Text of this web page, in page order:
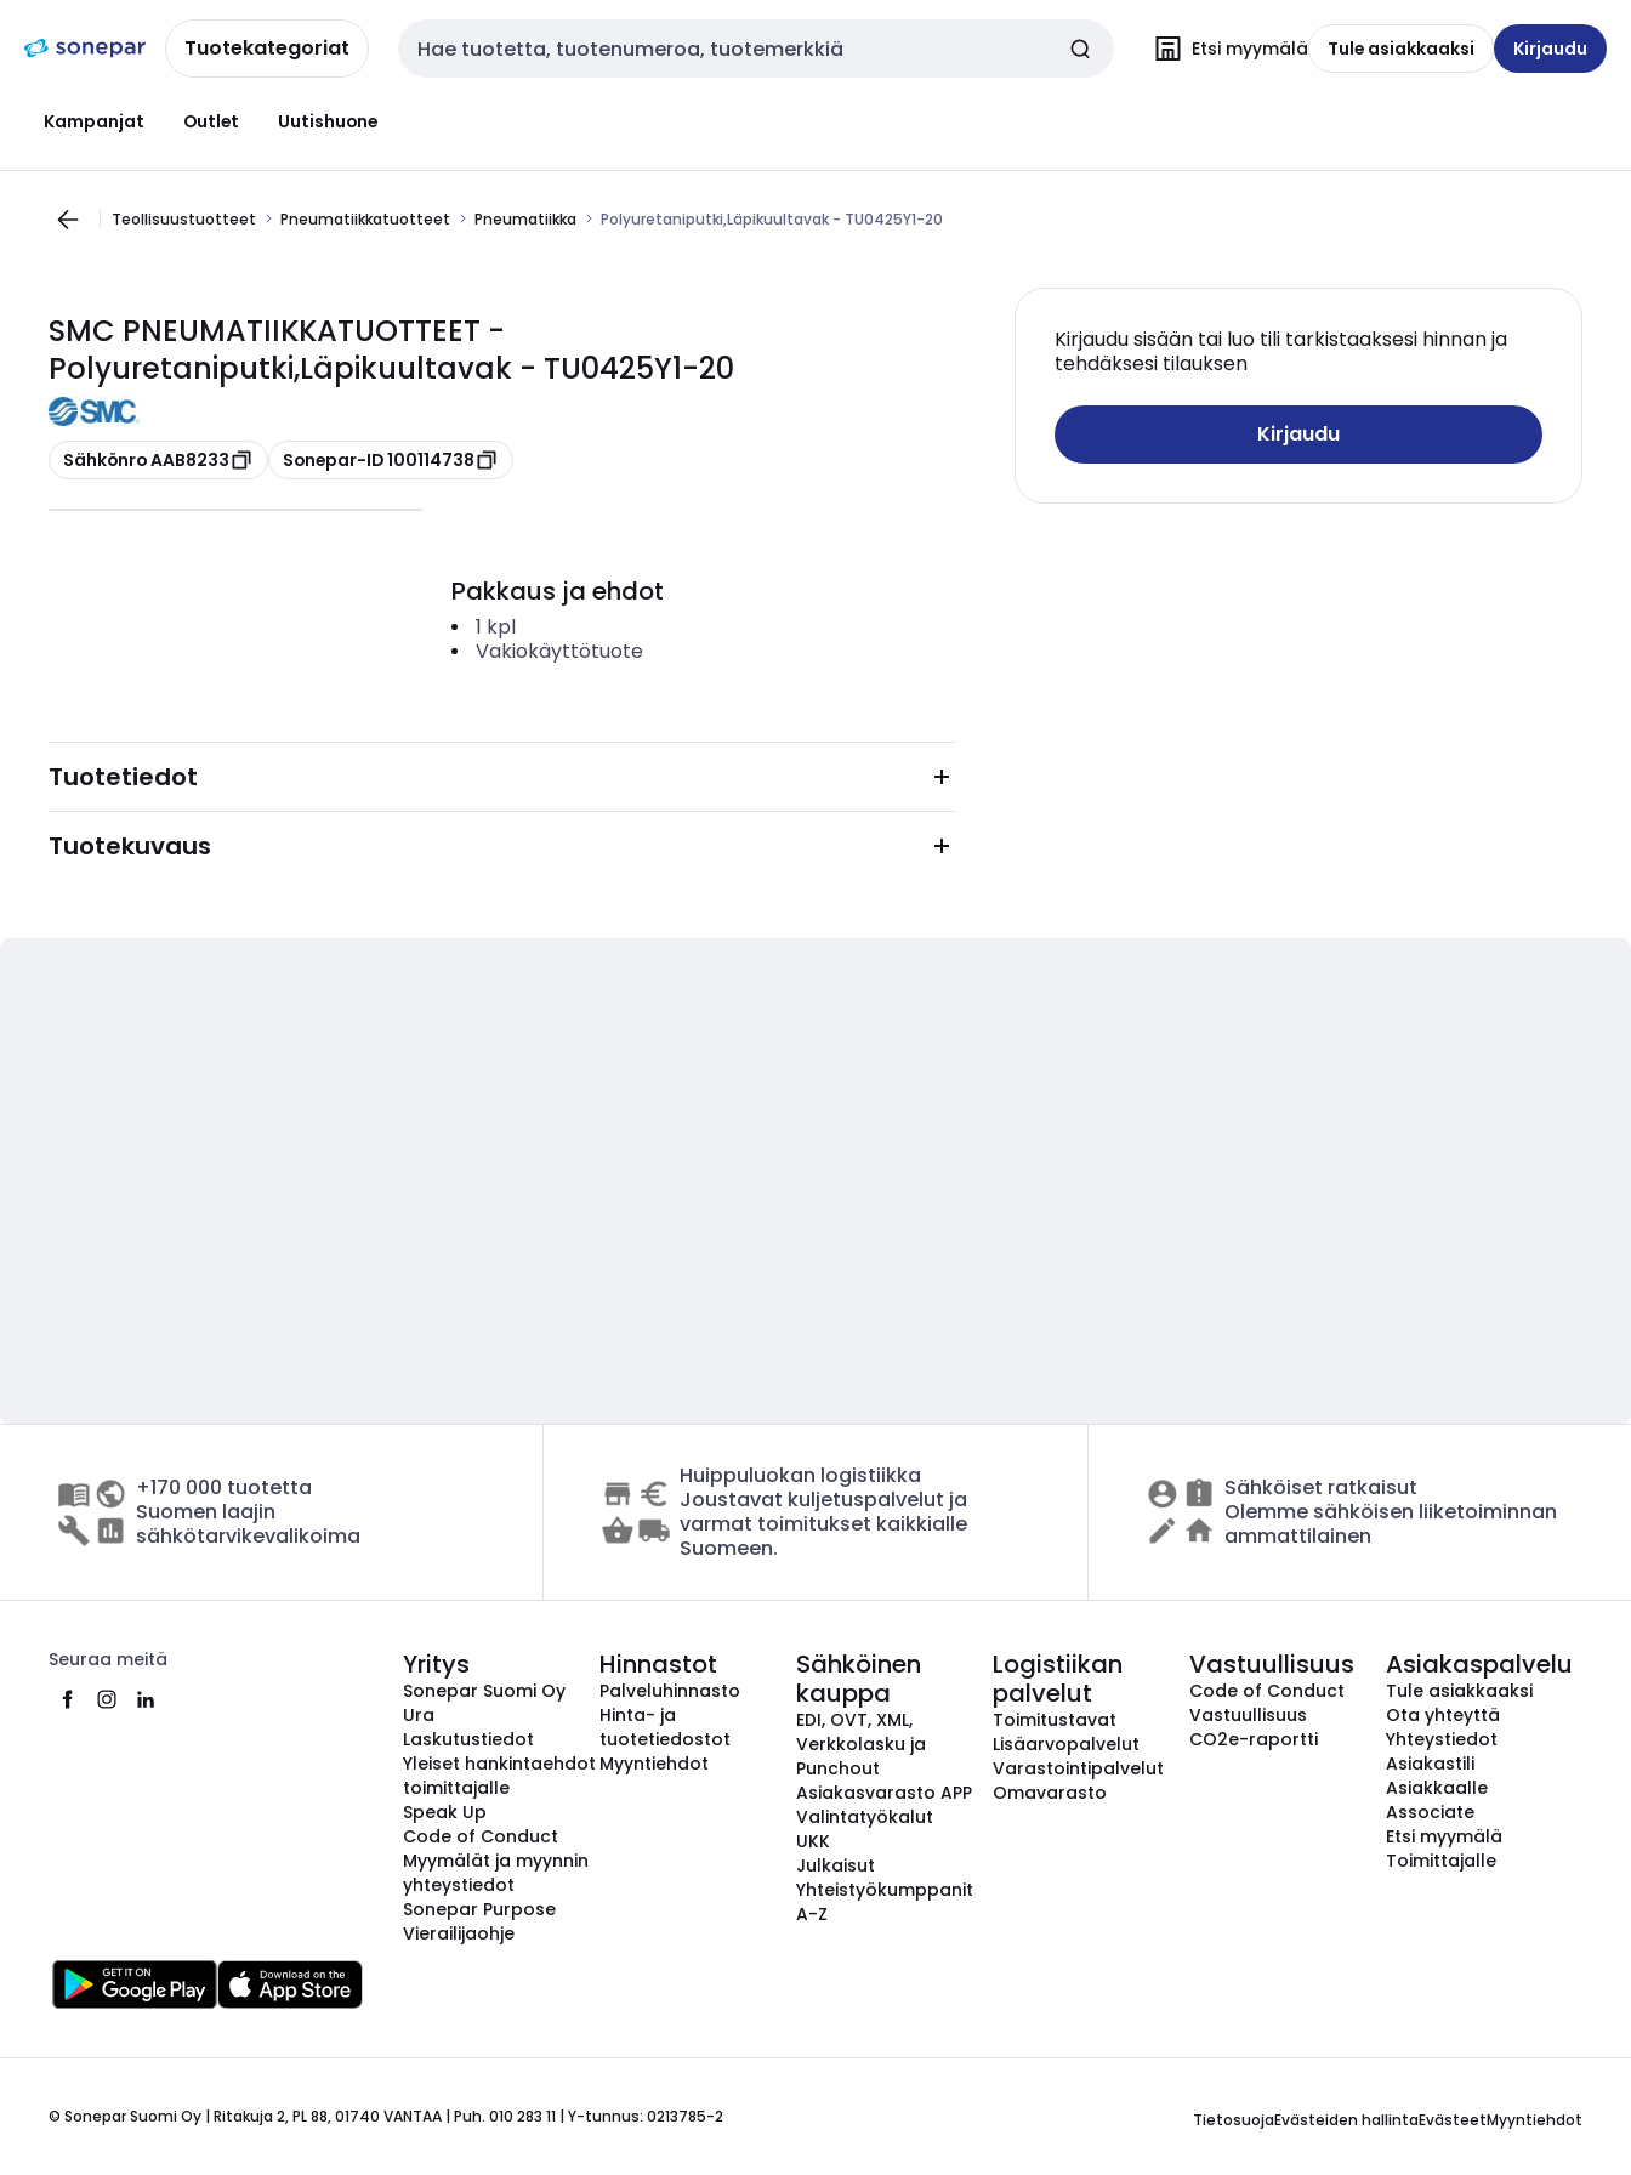
navigointiinsisältöönTuotekategoriat Haku Etsi myymälä Tule asiakkaaksi Kirjaudu
Kampanjat Outlet Uutishuone
Teollisuustuotteet Pneumatiikkatuotteet Pneumatiikka Polyuretaniputki,Läpikuultavak - TU0425Y1-20
SMC PNEUMATIIKKATUOTTEET -
Polyuretaniputki,Läpikuultavak - TU0425Y1-20
Kopioi
Sähkönro AAB8233 Kopioi
Sonepar-ID 100114738
Kirjaudu sisään tai luo tili tarkistaaksesi hinnan ja
tehdäksesi tilauksen
Kirjaudu
Pakkaus ja ehdot
1 kpl
Vakiokäyttötuote
Tuotetiedot
Tuotekuvaus
+170 000 tuotetta
Suomen laajin
sähkötarvikevalikoima
Huippuluokan logistiikka
Joustavat kuljetuspalvelut ja
varmat toimitukset kaikkialle
Suomeen.
Sähköiset ratkaisut
Olemme sähköisen liiketoiminnan
ammattilainen
Seuraa meitä Yritys
Sonepar Suomi Oy
Ura
Laskutustiedot
Yleiset hankintaehdot
toimittajalle
Speak Up
Code of Conduct
Myymälät ja myynnin
yhteystiedot
Sonepar Purpose
Vierailijaohje
Hinnastot
Palveluhinnasto
Hinta- ja
tuotetiedostot
Myyntiehdot
Sähköinen
kauppa
EDI, OVT, XML,
Verkkolasku ja
Punchout
Asiakasvarasto APP
Valintatyökalut
UKK
Julkaisut
Yhteistyökumppanit
A-Z
Logistiikan
palvelut
Toimitustavat
Lisäarvopalvelut
Varastointipalvelut
Omavarasto
Vastuullisuus
Code of Conduct
Vastuullisuus
CO2e-raportti
Asiakaspalvelu
Tule asiakkaaksi
Ota yhteyttä
Yhteystiedot
Asiakastili
Asiakkaalle
Associate
Etsi myymälä
Toimittajalle
© Sonepar Suomi Oy | Ritakuja 2, PL 88, 01740 VANTAA | Puh. 010 283 11 | Y-tunnus: 0213785-2 TietosuojaEvästeiden hallintaEvästeetMyyntiehdot